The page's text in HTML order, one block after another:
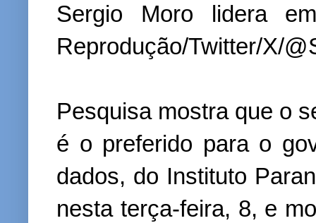
Sergio Moro lidera
Reprodução/Twitter/X/
Pesquisa mostra que o
é o preferido para o
dados, do Instituto
nesta terça-feira, 8, e